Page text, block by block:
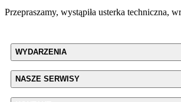
Przepraszamy, wystąpiła usterka techniczna,
WYDARZENIA
NASZE SERWISY